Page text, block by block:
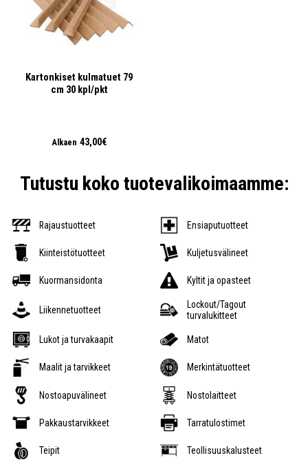
Kartonkiset kulmatuet 79
cm 30 kpl/pkt
Alkaen 43,00€
Tutustu koko tuotevalikoimaamme:
Rajaustuotteet Ensiaputuotteet
Kiinteistötuotteet Kuljetusvälineet
Kuormansidonta Kyltit ja opasteet
Liikennetuotteet
Lockout/Tagout
turvalukitteet
Lukot ja turvakaapit Matot
Maalit ja tarvikkeet Merkintätuotteet
Nostoapuvälineet Nostolaitteet
Pakkaustarvikkeet Tarratulostimet
Teipit Teollisuuskalusteet